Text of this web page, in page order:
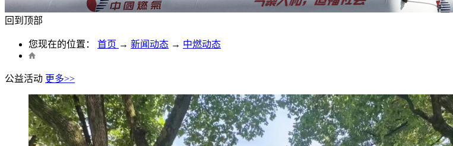
回到顶部
您现在的位置： 首页 → 新闻动态 → 中燃动态
公益活动 更多>>